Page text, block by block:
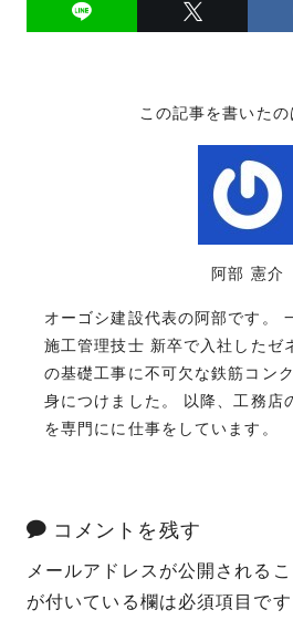
この記事を書いたの
阿部 憲介
オーゴシ建設代表の阿部です。
施工管理技士 新卒で入社したゼ
の基礎工事に不可欠な鉄筋コン
身につけました。 以降、工務店
を専門にに仕事をしています。
コメントを残す
メールアドレスが公開されるこ
が付いている欄は必須項目です